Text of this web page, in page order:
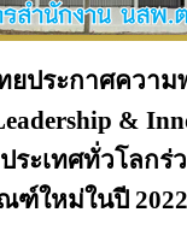
ยประกาศควา
&
ระเทศทั่วโลก
ใหม่ในปี 2022